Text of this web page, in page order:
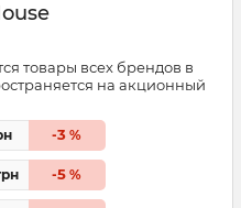
товары всех брендов в
на акционный
-3 %
-5 %